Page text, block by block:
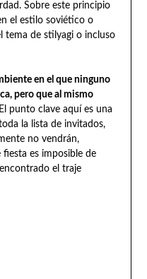
Sobre este principio
el estilo soviético o
tema de stilyagi o incluso
en el que ninguno
pero que al mismo
El punto clave aquí es una
la lista de invitados,
no vendrán,
es imposible de
el traje